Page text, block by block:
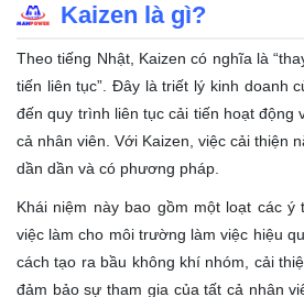
Kaizen là gì?
Theo tiếng Nhật, Kaizen có nghĩa là
tiến liên tục”. Đây là triết lý kinh doanh
đến quy trình liên tục cải tiến hoạt động
cả nhân viên. Với Kaizen, việc cải thiện
dần dần và có phương pháp.
Khái niệm này bao gồm một loạt các ý
việc làm cho môi trường làm việc hiệu
cách tạo ra bầu không khí nhóm, cải
đảm bảo sự tham gia của tất cả nhân